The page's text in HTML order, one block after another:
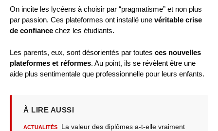
On incite les lycéens à choisir par “pragmatisme” et non plus
par passion. Ces plateformes ont installé une véritable crise
de confiance chez les étudiants.
Les parents, eux, sont désorientés par toutes ces nouvelles
plateformes et réformes. Au point, ils se révèlent être une
aide plus sentimentale que professionnelle pour leurs enfants.
À LIRE AUSSI
ACTUALITÉS
La valeur des diplômes a-t-elle vraiment